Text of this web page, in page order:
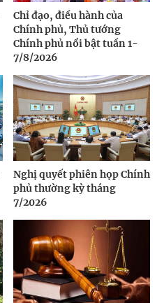
Chỉ đạo, điều hành của
Chính phủ, Thủ tướng
Chính phủ nổi bật tuần 1-
7/8/2026
Nghị quyết phiên họp Chính
phủ thường kỳ tháng
7/2026